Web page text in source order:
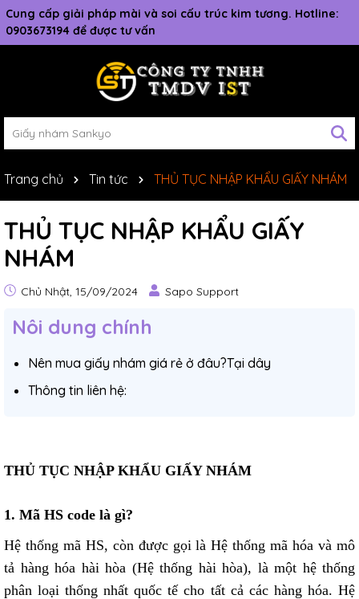
Cung cấp giải pháp mài và soi cấu trúc kim tương. Hotline:
0903673194 để được tư vấn
Trang chủ Tin tức THỦ TỤC NHẬP KHẨU GIẤY NHÁM
THỦ TỤC NHẬP KHẨU GIẤY
NHÁM
Chủ Nhật, 15/09/2024 Sapo Support
Nôi dung chính
Nên mua giấy nhám giá rẻ ở đâu?Tại dây
Thông tin liên hệ:
THỦ TỤC NHẬP KHẨU GIẤY NHÁM
1. Mã HS code là gì?
Hệ thống mã HS, còn được gọi là Hệ thống mã hóa và mô
tả hàng hóa hài hòa (Hệ thống hài hòa), là một hệ thống
phân loại thống nhất quốc tế cho tất cả các hàng hóa. Hệ